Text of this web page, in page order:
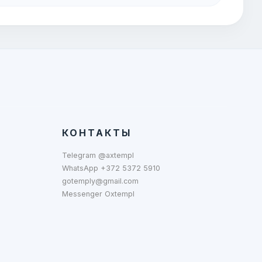
КОНТАКТЫ
Telegram @axtempl
WhatsApp +372 5372 5910
gotemply@gmail.com
Messenger Oxtempl